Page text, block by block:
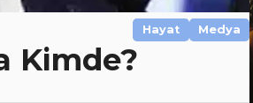
Hayat Medya
Kimde?